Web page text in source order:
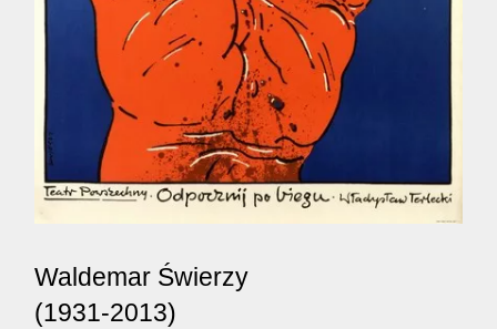
Waldemar Świerzy
(1931-2013)